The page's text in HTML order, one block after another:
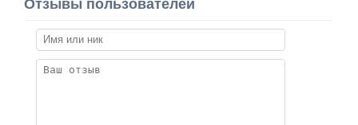
Отзывы пользователей